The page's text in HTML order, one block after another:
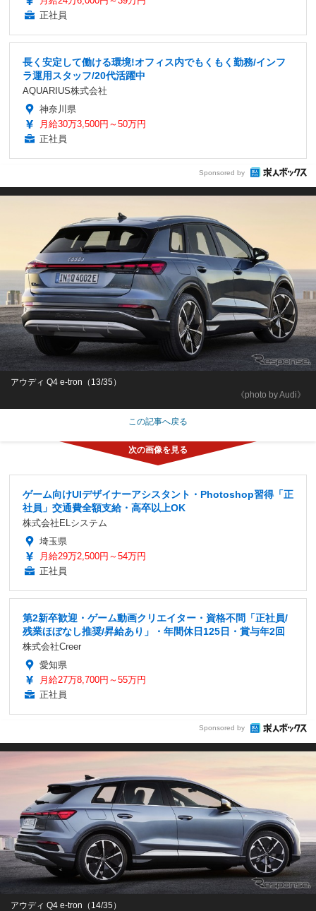
正社員
長く安定して働ける環境!オフィス内でもくもく勤務/インフ
ラ運用スタッフ/20代活躍中
AQUARIUS株式会社
神奈川県
月給30万3,500円～50万円
正社員
Sponsored by
《photo by Audi》
アウディ Q4 e-tron（13/35）
この記事へ戻る
ゲーム向けUIデザイナーアシスタント・Photoshop習得「正
社員」交通費全額支給・高卒以上OK
株式会社ELシステム
埼玉県
月給29万2,500円～54万円
正社員
第2新卒歓迎・ゲーム動画クリエイター・資格不問「正社員/
残業ほぼなし推奨/昇給あり」・年間休日125日・賞与年2回
株式会社Creer
愛知県
月給27万8,700円～55万円
正社員
Sponsored by
アウディ Q4 e-tron（14/35）